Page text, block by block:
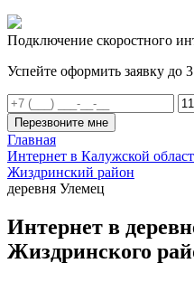
Подключение скоростного
Успейте оформить заявку до
Перезвоните мне
Главная
Интернет в Калужской
Жиздринский район
деревня Улемец
Интернет в
Жиздринского